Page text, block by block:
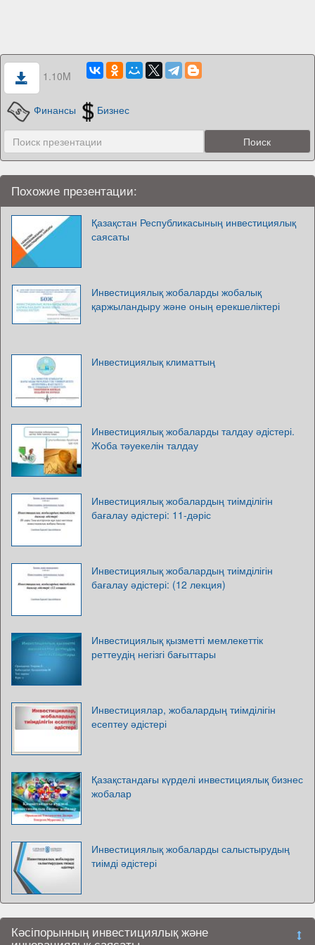
1.10M
Финансы Бизнес
Похожие презентации:
Қазақстан Республикасының инвестициялық
саясаты
Инвестициялық жобаларды жобалық
қаржыландыру және оның ерекшеліктері
Инвестициялық климаттың
Инвестициялық жобаларды талдау әдістері.
Жоба тәуекелін талдау
Инвестициялық жобалардың тиімділігін
бағалау әдістері: 11-дәріс
Инвестициялық жобалардың тиімділігін
бағалау әдістері: (12 лекция)
Инвестициялық қызметті мемлекеттік
реттеудің негізгі бағыттары
Инвестициялар, жобалардың тиімділігін
есептеу әдістері
Қазақстандағы күрделі инвестициялық бизнес
жобалар
Инвестициялық жобаларды салыстырудың
тиімді әдістері
Кәсіпорынның инвестициялық және